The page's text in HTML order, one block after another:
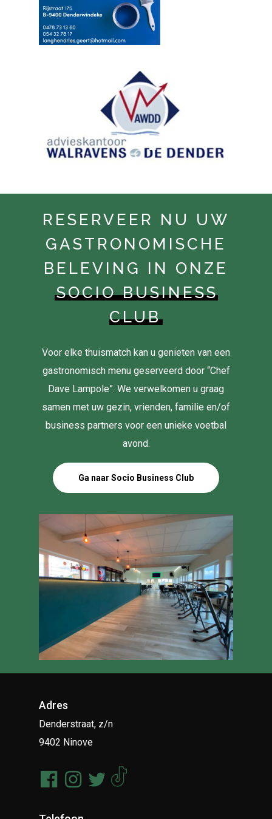
RESERVEER NU UW
GASTRONOMISCHE
BELEVING IN ONZE
SOCIO BUSINESS
CLUB
Voor elke thuismatch kan u genieten van een
gastronomisch menu geserveerd door “Chef
Dave Lampole”. We verwelkomen u graag
samen met uw gezin, vrienden, familie en/of
business partners voor een unieke voetbal
avond.
Ga naar Socio Business Club
Adres
Denderstraat, z/n
9402 Ninove